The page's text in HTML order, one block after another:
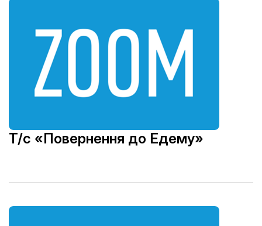
Т/с «Повернення до Едему»